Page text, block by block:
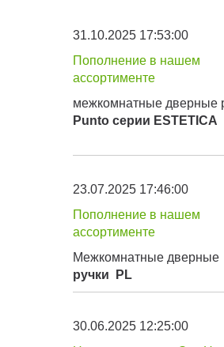
31.10.2025 17:53:00
Пополнение в нашем
ассортименте
межкомнатные дверные
Punto серии ESTETICA
23.07.2025 17:46:00
Пополнение в нашем
ассортименте
Межкомнатные дверные
ручки
PL
30.06.2025 12:25:00